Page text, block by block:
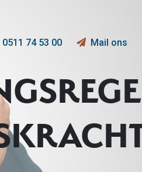
0511 74 53 00 Mail ons